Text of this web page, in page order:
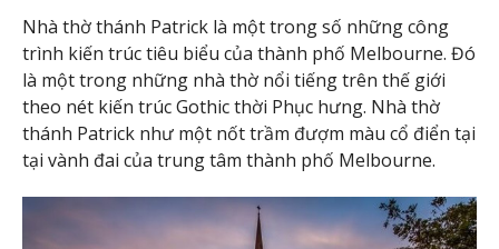
Nhà thờ thánh Patrick là một trong số những công
trình kiến trúc tiêu biểu của thành phố Melbourne. Đó
là một trong những nhà thờ nổi tiếng trên thế giới
theo nét kiến trúc Gothic thời Phục hưng. Nhà thờ
thánh Patrick như một nốt trầm đượm màu cổ điển tại
tại vành đai của trung tâm thành phố Melbourne.